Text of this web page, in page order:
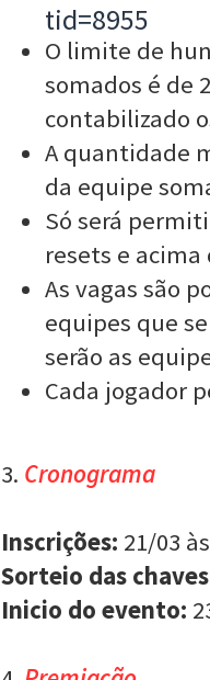
tid=8955
O limite de
somados é de
contabilizado
A quantidade
da equipe
Só será
resets e acima
As vagas são
equipes que
serão as
Cada jogador
3. Cronograma
Inscrições: 21/03
Sorteio das
Inicio do evento: